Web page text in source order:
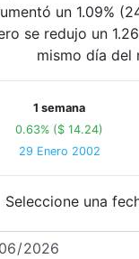
un 1.09%
se redujo un
mismo día del
1 semana
0.63% ($ 14.24)
29 Enero 2002
Seleccione una
Fecha